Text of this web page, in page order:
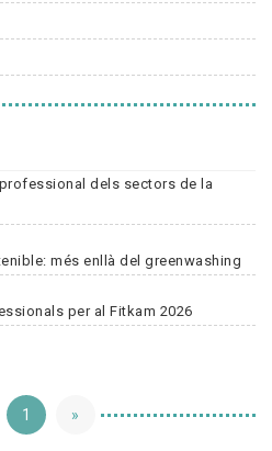
dels sectors de la
més enllà del greenwashing
per al Fitkam 2026
1 »